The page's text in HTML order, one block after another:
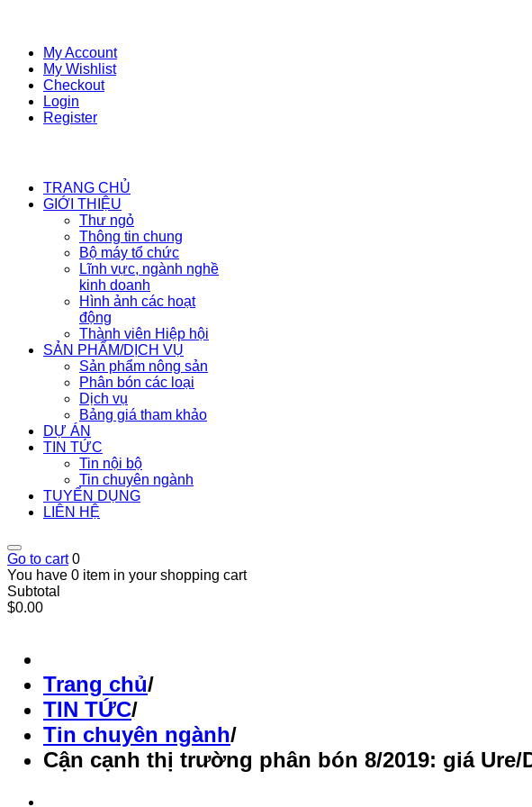
My Account
My Wishlist
Checkout
Login
Register
TRANG CHỦ
GIỚI THIỆU
Thư ngỏ
Thông tin chung
Bộ máy tổ chức
Lĩnh vực, ngành nghề
kinh doanh
Hình ảnh các hoạt
động
Thành viên Hiệp hội
SẢN PHẨM/DỊCH VỤ
Sản phẩm nông sản
Phân bón các loại
Dịch vụ
Bảng giá tham khảo
DỰ ÁN
TIN TỨC
Tin nội bộ
Tin chuyên ngành
TUYỂN DỤNG
LIÊN HỆ
Go to cart 0
You have 0 item in your shopping cart
Subtotal
$0.00
Trang chủ/
TIN TỨC/
Tin chuyên ngành/
Cận cạnh thị trường phân bón 8/2019: giá